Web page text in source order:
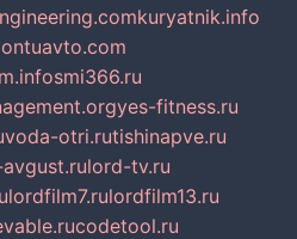
kuryatnik.info
smi366.ru
yes-fitness.ru
voda-otri.rutishinapve.ru
lord-tv.ru
lordfilm7.rulordfilm13.ru
codetool.ru